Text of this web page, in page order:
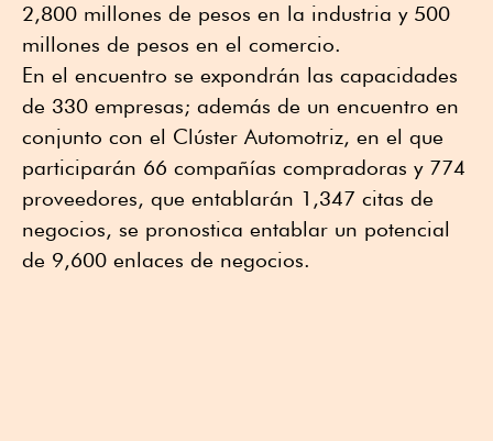
2,800 millones de pesos en la industria y 500
millones de pesos en el comercio.
En el encuentro se expondrán las capacidades
de 330 empresas; además de un encuentro en
conjunto con el Clúster Automotriz, en el que
participarán 66 compañías compradoras y 774
proveedores, que entablarán 1,347 citas de
negocios, se pronostica entablar un potencial
de 9,600 enlaces de negocios.